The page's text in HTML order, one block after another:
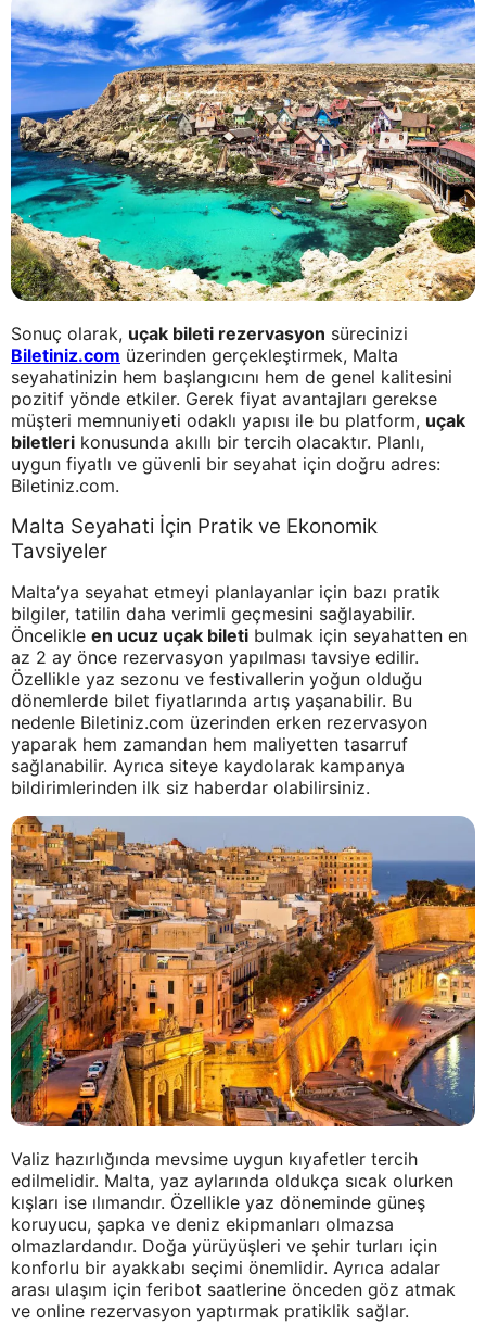
Sonuç olarak, uçak bileti rezervasyon sürecinizi
Biletiniz.com üzerinden gerçekleştirmek, Malta
seyahatinizin hem başlangıcını hem de genel kalitesini
pozitif yönde etkiler. Gerek fiyat avantajları gerekse
müşteri memnuniyeti odaklı yapısı ile bu platform, uçak
biletleri konusunda akıllı bir tercih olacaktır. Planlı,
uygun fiyatlı ve güvenli bir seyahat için doğru adres:
Biletiniz.com.
Malta Seyahati İçin Pratik ve Ekonomik
Tavsiyeler
Malta’ya seyahat etmeyi planlayanlar için bazı pratik
bilgiler, tatilin daha verimli geçmesini sağlayabilir.
Öncelikle en ucuz uçak bileti bulmak için seyahatten en
az 2 ay önce rezervasyon yapılması tavsiye edilir.
Özellikle yaz sezonu ve festivallerin yoğun olduğu
dönemlerde bilet fiyatlarında artış yaşanabilir. Bu
nedenle Biletiniz.com üzerinden erken rezervasyon
yaparak hem zamandan hem maliyetten tasarruf
sağlanabilir. Ayrıca siteye kaydolarak kampanya
bildirimlerinden ilk siz haberdar olabilirsiniz.
Valiz hazırlığında mevsime uygun kıyafetler tercih
edilmelidir. Malta, yaz aylarında oldukça sıcak olurken
kışları ise ılımandır. Özellikle yaz döneminde güneş
koruyucu, şapka ve deniz ekipmanları olmazsa
olmazlardandır. Doğa yürüyüşleri ve şehir turları için
konforlu bir ayakkabı seçimi önemlidir. Ayrıca adalar
arası ulaşım için feribot saatlerine önceden göz atmak
ve online rezervasyon yaptırmak pratiklik sağlar.